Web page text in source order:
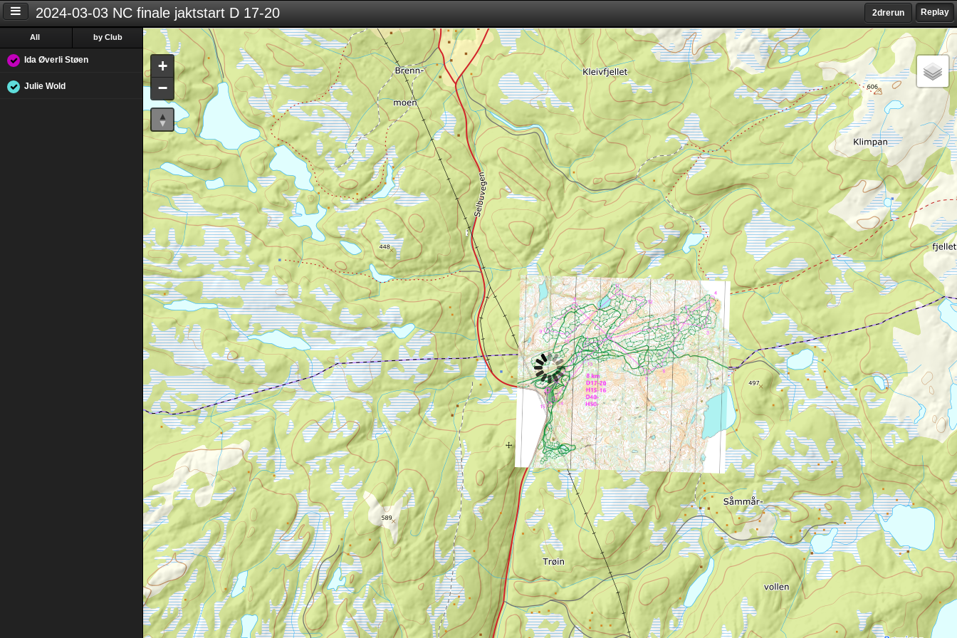
Replay
2drerun
2024-03-03 NC finale jaktstart D 17-20
Ida Øverli Støen
Julie Wold
All by Club
+
−